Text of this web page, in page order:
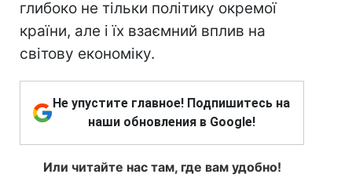
глибоко не тільки політику окремої
країни, але і їх взаємний вплив на
світову економіку.
Не упустите главное! Подпишитесь на
наши обновления в Google!
Или читайте нас там, где вам удобно!